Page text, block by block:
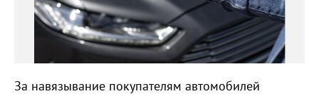
За навязывание покупателям автомобилей